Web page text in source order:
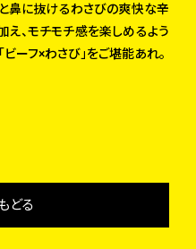
鼻に抜けるわさびの爽快な辛
え、モチモチ感を楽しめるよう
ビーフ×わさび」をご堪能あれ。
どる